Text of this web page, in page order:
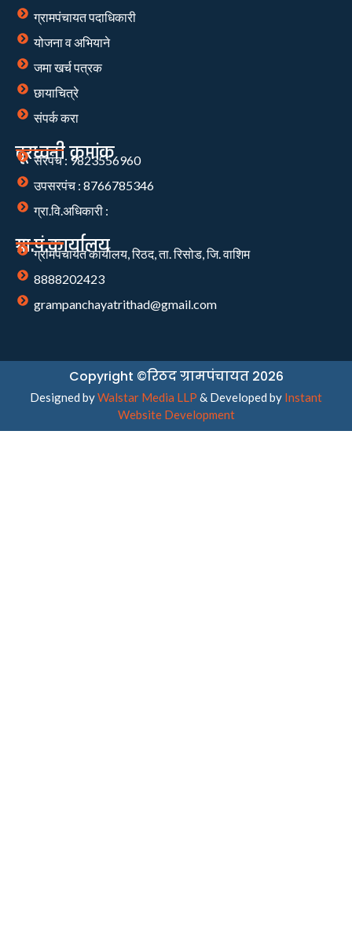
ग्रामपंचायत पदाधिकारी
योजना व अभियाने
जमा खर्च पत्रक
छायाचित्रे
संपर्क करा
दूरध्वनी क्रमांक
सरपंच : 9823556960
उपसरपंच : 8766785346
ग्रा.वि.अधिकारी :
ग्रा.पं.कार्यालय
ग्रामपंचायत कार्यालय, रिठद, ता. रिसोड, जि. वाशिम
8888202423
grampanchayatrithad@gmail.com
Copyright ©रिठद ग्रामपंचायत 2026
Designed byWalstar Media LLP & Developed by Instant
Website Development